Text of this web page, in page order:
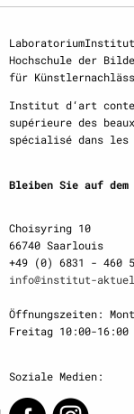
Hochschule der
für
Institut d‘art
supérieure des
spécialisé dans les
Bleiben Sie auf dem
Choisyring 10
66740 Saarlouis
+49 (0) 6831 - 460
info@institut-
Öffnungszeiten:
Freitag 10:00-16:00
Soziale Medien: